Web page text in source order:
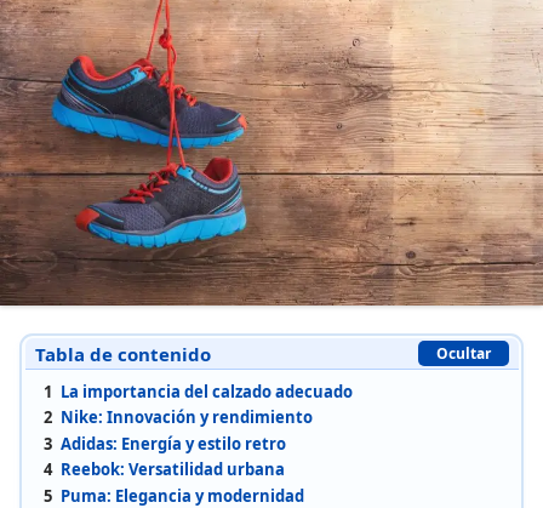
Tabla de contenido Ocultar
1 La importancia del calzado adecuado
2 Nike: Innovación y rendimiento
3 Adidas: Energía y estilo retro
4 Reebok: Versatilidad urbana
5 Puma: Elegancia y modernidad